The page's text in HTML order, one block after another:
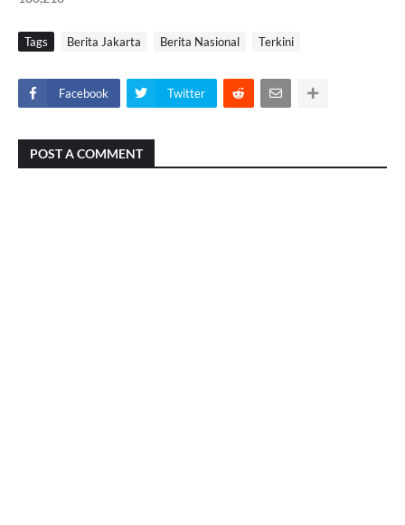
Tags Berita Jakarta Berita Nasional Terkini
Facebook Twitter
POST A COMMENT